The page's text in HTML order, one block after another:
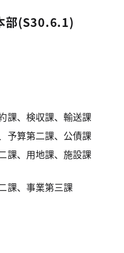
部(S30.6.1)
課、検収課、輸送課
予算第二課、公債課
課、用地課、施設課
課、事業第三課